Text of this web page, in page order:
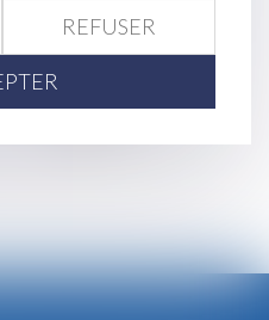
2021 : le plafond
!
142 143 144 145
REFUSER